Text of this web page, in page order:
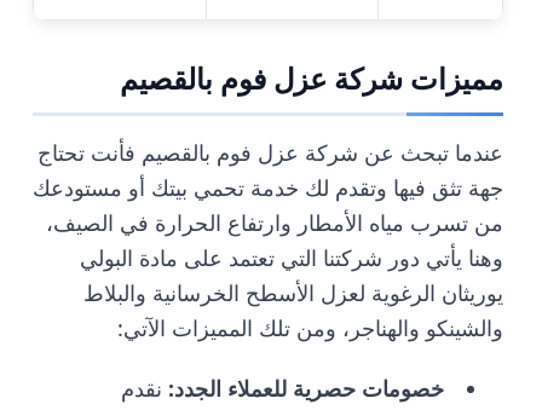
مميزات شركة عزل فوم بالقصيم
عندما تبحث عن شركة عزل فوم بالقصيم فأنت تحتاج
جهة تثق فيها وتقدم لك خدمة تحمي بيتك أو مستودعك
من تسرب مياه الأمطار وارتفاع الحرارة في الصيف،
وهنا يأتي دور شركتنا التي تعتمد على مادة البولي
يوريثان الرغوية لعزل الأسطح الخرسانية والبلاط
والشينكو والهناجر، ومن تلك المميزات الآتي:
خصومات حصرية للعملاء الجدد: نقدم